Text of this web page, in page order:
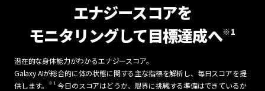
エナジースコアを
モニタリングして目標達成へ※1
潜在的な身体能力がわかるエナジースコア。
Galaxy AIが総合的に体の状態に関する主な指標を解析し、毎日スコアを提
供します。
※1 今日のスコアはどうか、限界に挑戦する準備はできているか